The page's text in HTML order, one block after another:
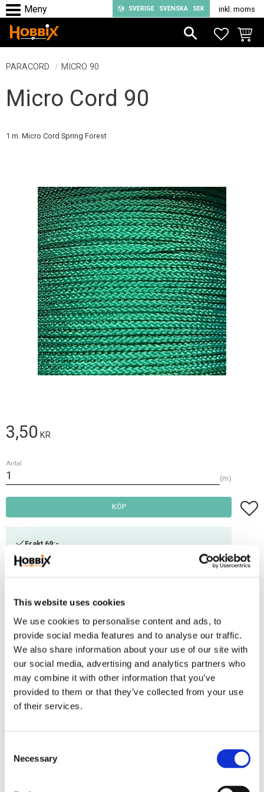
This website uses cookies
We use cookies to personalise content and ads, to
provide social media features and to analyse our traffic.
We also share information about your use of our site with
our social media, advertising and analytics partners who
may combine it with other information that you’ve
provided to them or that they’ve collected from your use
of their services.
Necessary
Meny
SVERIGE SVENSKA SEK inkl. moms
PARACORD MICRO 90
Micro Cord 90
1 m. Micro Cord Spring Forest
3,50 KR
Antal
m
KÖP Lägg
Frakt 69:-
Fri frakt över 2500:-
Lagerstatus
93 m i lager
Artikelnr
IMC-50
Micro cord tillverkad i USA, 100% Nylon. Tjocklek 1,18 mm. Perfekt att
använda som dekoration vid avslut på koppel eller i arbeten med tjockare
paracord tråd.